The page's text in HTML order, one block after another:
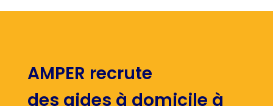
AMPER recrute
des aides à domicile à